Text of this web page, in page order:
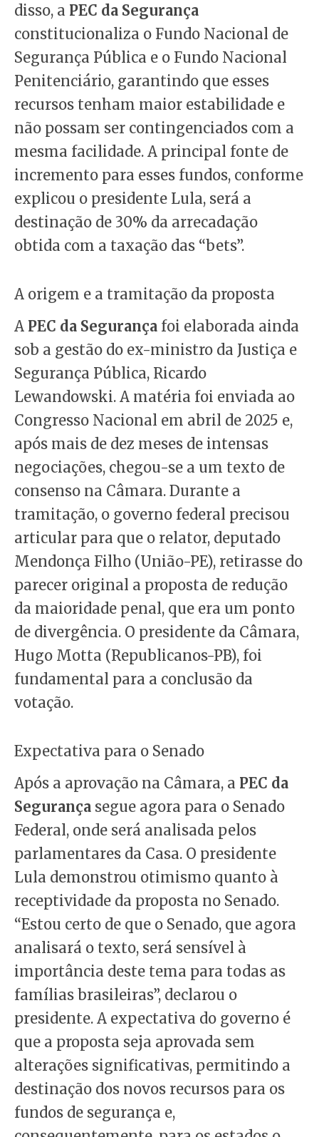
disso, a PEC da Segurança
constitucionaliza o Fundo Nacional de
Segurança Pública e o Fundo Nacional
Penitenciário, garantindo que esses
recursos tenham maior estabilidade e
não possam ser contingenciados com a
mesma facilidade. A principal fonte de
incremento para esses fundos, conforme
explicou o presidente Lula, será a
destinação de 30% da arrecadação
obtida com a taxação das “bets”.
A origem e a tramitação da proposta
A PEC da Segurança foi elaborada ainda
sob a gestão do ex-ministro da Justiça e
Segurança Pública, Ricardo
Lewandowski. A matéria foi enviada ao
Congresso Nacional em abril de 2025 e,
após mais de dez meses de intensas
negociações, chegou-se a um texto de
consenso na Câmara. Durante a
tramitação, o governo federal precisou
articular para que o relator, deputado
Mendonça Filho (União-PE), retirasse do
parecer original a proposta de redução
da maioridade penal, que era um ponto
de divergência. O presidente da Câmara,
Hugo Motta (Republicanos-PB), foi
fundamental para a conclusão da
votação.
Expectativa para o Senado
Após a aprovação na Câmara, a PEC da
Segurança segue agora para o Senado
Federal, onde será analisada pelos
parlamentares da Casa. O presidente
Lula demonstrou otimismo quanto à
receptividade da proposta no Senado.
“Estou certo de que o Senado, que agora
analisará o texto, será sensível à
importância deste tema para todas as
famílias brasileiras”, declarou o
presidente. A expectativa do governo é
que a proposta seja aprovada sem
alterações significativas, permitindo a
destinação dos novos recursos para os
fundos de segurança e,